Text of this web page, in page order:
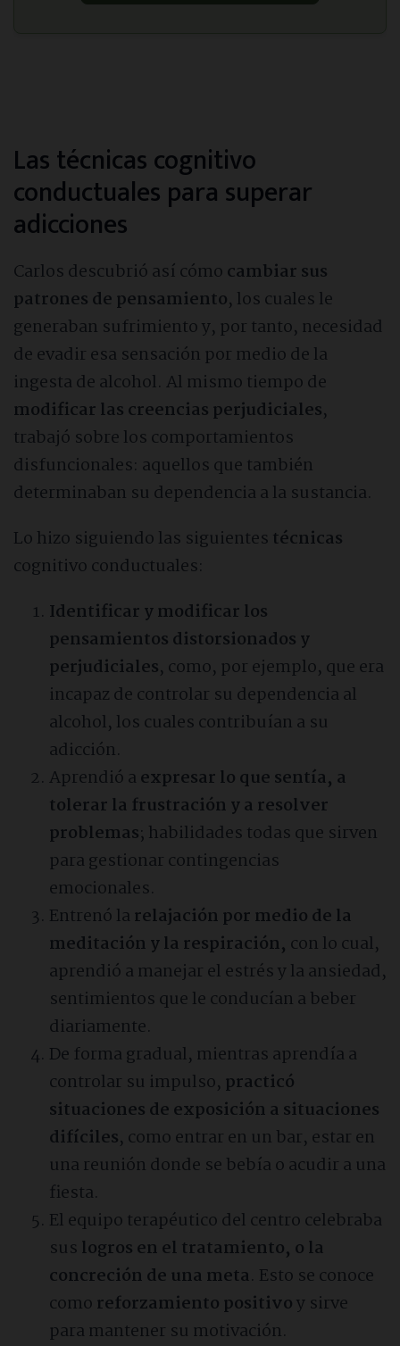
Las técnicas cognitivo
conductuales para superar
adicciones
Carlos descubrió así cómo cambiar sus
patrones de pensamiento, los cuales le
generaban sufrimiento y, por tanto, necesidad
de evadir esa sensación por medio de la
ingesta de alcohol. Al mismo tiempo de
modificar las creencias perjudiciales,
trabajó sobre los comportamientos
disfuncionales: aquellos que también
determinaban su dependencia a la sustancia.
Lo hizo siguiendo las siguientes técnicas
cognitivo conductuales:
Identificar y modificar los
pensamientos distorsionados y
perjudiciales, como, por ejemplo, que era
incapaz de controlar su dependencia al
alcohol, los cuales contribuían a su
adicción.
Aprendió a expresar lo que sentía, a
tolerar la frustración y a resolver
problemas; habilidades todas que sirven
para gestionar contingencias
emocionales.
Entrenó la relajación por medio de la
meditación y la respiración, con lo cual,
aprendió a manejar el estrés y la ansiedad,
sentimientos que le conducían a beber
diariamente.
De forma gradual, mientras aprendía a
controlar su impulso, practicó
situaciones de exposición a situaciones
difíciles, como entrar en un bar, estar en
una reunión donde se bebía o acudir a una
fiesta.
El equipo terapéutico del centro celebraba
sus logros en el tratamiento, o la
concreción de una meta. Esto se conoce
como reforzamiento positivoy sirve
para mantener su motivación.